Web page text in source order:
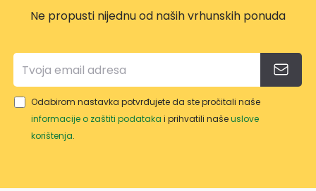
Ne propusti nijednu od naših vrhunskih ponuda
Odabirom nastavka potvrđujete da ste pročitali naše
informacije o zaštiti podataka i prihvatili našeuslove
korištenja.